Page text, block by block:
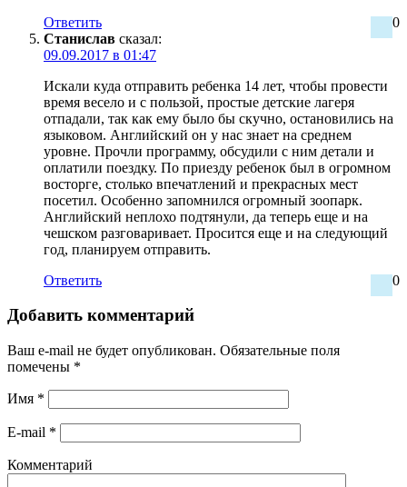
0
Ответить
Станислав сказал:
09.09.2017 в 01:47
Искали куда отправить ребенка 14 лет, чтобы провести
время весело и с пользой, простые детские лагеря
отпадали, так как ему было бы скучно, остановились на
языковом. Английский он у нас знает на среднем
уровне. Прочли программу, обсудили с ним детали и
оплатили поездку. По приезду ребенок был в огромном
восторге, столько впечатлений и прекрасных мест
посетил. Особенно запомнился огромный зоопарк.
Английский неплохо подтянули, да теперь еще и на
чешском разговаривает. Просится еще и на следующий
год, планируем отправить.
0
Ответить
Добавить комментарий
Ваш e-mail не будет опубликован. Обязательные поля
помечены *
Имя *
E-mail *
Комментарий